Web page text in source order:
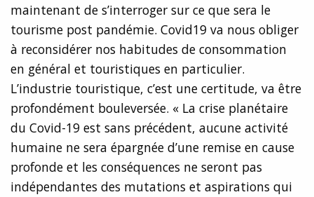
maintenant de s’interroger sur ce que sera le
tourisme post pandémie. Covid19 va nous obliger
à reconsidérer nos habitudes de consommation
en général et touristiques en particulier.
L’industrie touristique, c’est une certitude, va être
profondément bouleversée. « La crise planétaire
du Covid-19 est sans précédent, aucune activité
humaine ne sera épargnée d’une remise en cause
profonde et les conséquences ne seront pas
indépendantes des mutations et aspirations qui